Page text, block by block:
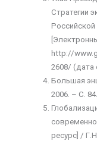
Стратегии
http://
2608/ (дата
Большая
2006. – С. 84.
ресурс] /